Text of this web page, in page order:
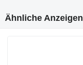
Ähnliche Anzeigen